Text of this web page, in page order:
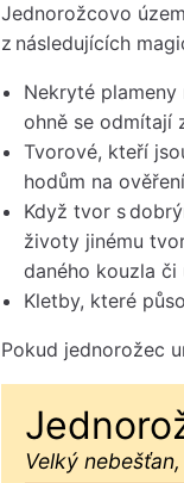
Jednorožcovo
z následujících
Nekryté
ohně se odmítají
Tvorové, kteří
hodům na
Když tvor s
životy jinému
daného kouzla či
Kletby, které
Pokud jednorožec
Velký